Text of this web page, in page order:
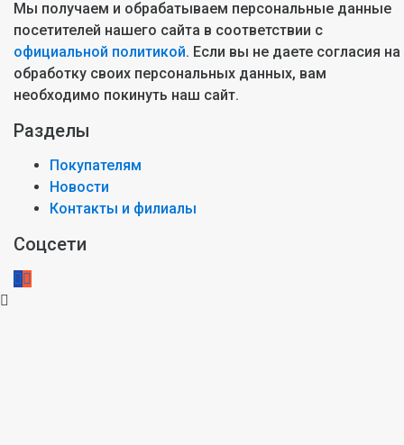
Мы получаем и обрабатываем персональные данные
посетителей нашего сайта в соответствии с
официальной политикой. Если вы не даете согласия на
обработку своих персональных данных, вам
необходимо покинуть наш сайт.
Разделы
Покупателям
Новости
Контакты и филиалы
Соцсети